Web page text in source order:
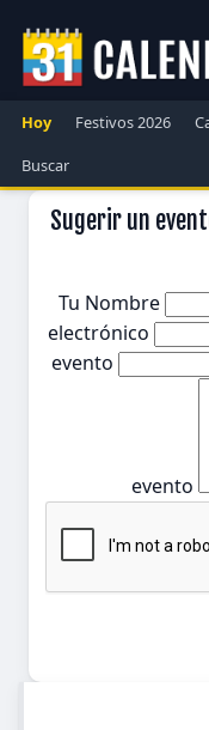
Hoy Festivos 2026
Buscar
Sugerir un
Tu Nombre
electrónico
evento
evento